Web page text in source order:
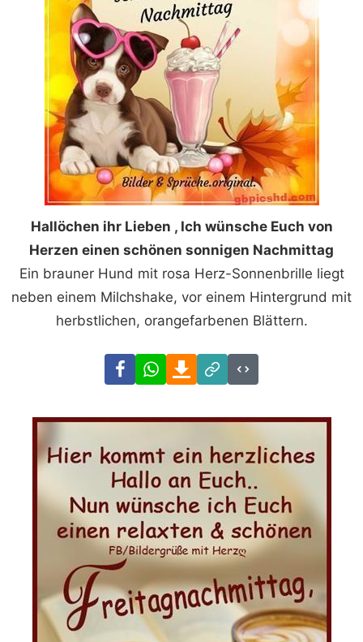
Hallöchen ihr Lieben , Ich wünsche Euch von
Herzen einen schönen sonnigen Nachmittag
Ein brauner Hund mit rosa Herz-Sonnenbrille liegt
neben einem Milchshake, vor einem Hintergrund mit
herbstlichen, orangefarbenen Blättern.
FacebookWhatsAppDownload
Link
Code